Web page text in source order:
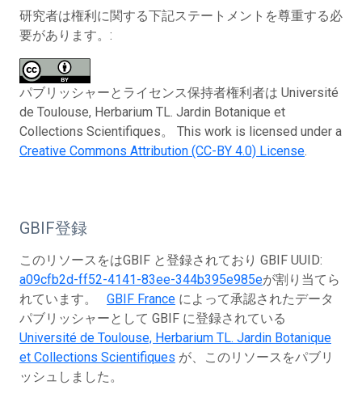
研究者は権利に関する下記ステートメントを尊重する必
要があります。:
パブリッシャーとライセンス保持者権利者は Université
de Toulouse, Herbarium TL. Jardin Botanique et
Collections Scientifiques。 This work is licensed under a
Creative Commons Attribution (CC-BY 4.0) License.
GBIF登録
このリソースをはGBIF と登録されており GBIF UUID:
a09cfb2d-ff52-4141-83ee-344b395e985eが割り当てら
れています。 GBIF France によって承認されたデータ
パブリッシャーとして GBIF に登録されている
Université de Toulouse, Herbarium TL. Jardin Botanique
et Collections Scientifiques が、このリソースをパブリ
ッシュしました。